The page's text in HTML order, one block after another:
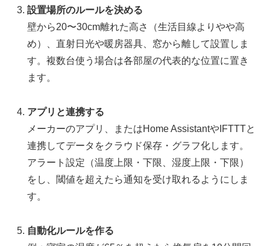
設置場所のルールを決める
壁から20〜30cm離れた高さ（生活目線よりやや高
め）、直射日光や暖房器具、窓から離して設置しま
す。複数台使う場合は各部屋の代表的な位置に置き
ます。
アプリと連携する
メーカーのアプリ、またはHome AssistantやIFTTTと
連携してデータをクラウド保存・グラフ化します。
アラート設定（温度上限・下限、湿度上限・下限）
をし、閾値を超えたら通知を受け取れるようにしま
す。
自動化ルールを作る